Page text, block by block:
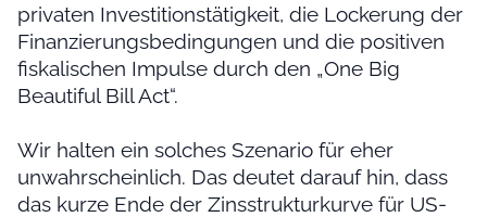
privaten Investitionstätigkeit, die Lockerung der
Finanzierungsbedingungen und die positiven
fiskalischen Impulse durch den „One Big
Beautiful Bill Act“.
Wir halten ein solches Szenario für eher
unwahrscheinlich. Das deutet darauf hin, dass
das kurze Ende der Zinsstrukturkurve für US-